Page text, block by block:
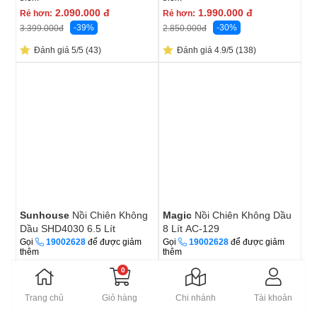
Rẻ hơn: 2.090.000 đ
3.399.000đ -39%
Đánh giá 5/5 (43)
Rẻ hơn: 1.990.000 đ
2.850.000đ -30%
Đánh giá 4.9/5 (138)
Sunhouse Nồi Chiên Không
Dầu SHD4030 6.5 Lít
Gọi 19002628 để được giảm
thêm
Rẻ hơn:
1.950.000
Đánh giá 4.9/5 (265)
Magic Nồi Chiên Không Dầu
8 Lít AC-129
Gọi 19002628 để được giảm
thêm
Rẻ hơn:1.690.000
2.590.000đ
Trang chủ
0
Giỏ hàng Chi nhánh Tài khoản